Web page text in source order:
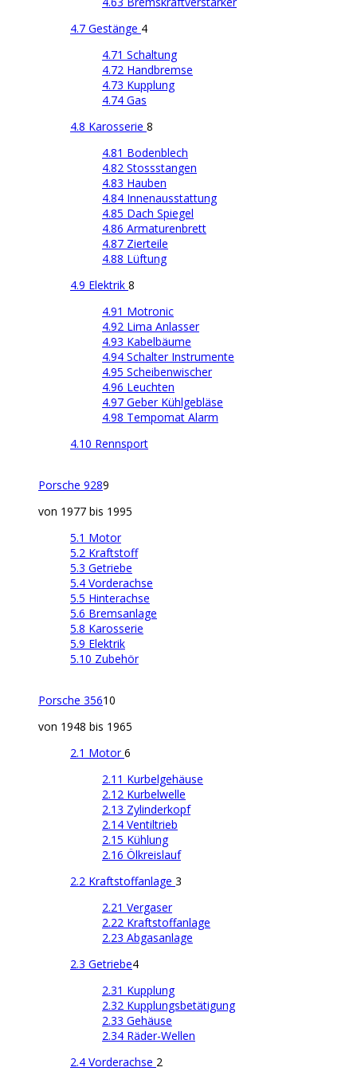
4.7 Gestänge 4
4.71 Schaltung
4.72 Handbremse
4.73 Kupplung
4.74 Gas
4.8 Karosserie 8
4.81 Bodenblech
4.82 Stossstangen
4.83 Hauben
4.84 Innenausstattung
4.85 Dach Spiegel
4.86 Armaturenbrett
4.87 Zierteile
4.88 Lüftung
4.9 Elektrik 8
4.91 Motronic
4.92 Lima Anlasser
4.93 Kabelbäume
4.94 Schalter Instrumente
4.95 Scheibenwischer
4.96 Leuchten
4.97 Geber Kühlgebläse
4.98 Tempomat Alarm
4.10 Rennsport
Porsche 9289
von 1977 bis 1995
5.1 Motor
5.2 Kraftstoff
5.3 Getriebe
5.4 Vorderachse
5.5 Hinterachse
5.6 Bremsanlage
5.8 Karosserie
5.9 Elektrik
5.10 Zubehör
Porsche 35610
von 1948 bis 1965
2.1 Motor6
2.11 Kurbelgehäuse
2.12 Kurbelwelle
2.13 Zylinderkopf
2.14 Ventiltrieb
2.15 Kühlung
2.16 Ölkreislauf
2.2 Kraftstoffanlage 3
2.21 Vergaser
2.22 Kraftstoffanlage
2.23 Abgasanlage
2.3 Getriebe4
2.31 Kupplung
2.32 Kupplungsbetätigung
2.33 Gehäuse
2.34 Räder-Wellen
2.4 Vorderachse 2